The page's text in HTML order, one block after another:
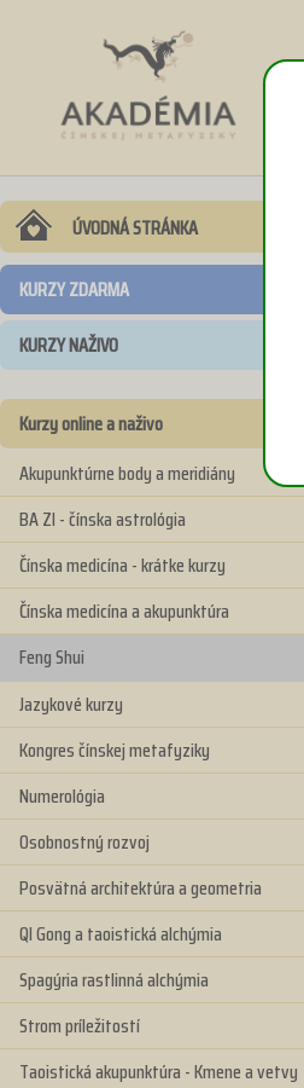
ÚVODNÁ STRÁNKA
KURZY ZDARMA
KURZY NAŽIVO
Kurzy online a naživo
Akupunktúrne body a meridiány
BA ZI - čínska astrológia
Čínska medicína - krátke kurzy
Čínska medicína a akupunktúra
Feng Shui
Jazykové kurzy
Kongres čínskej metafyziky
Numerológia
Osobnostný rozvoj
Posvätná architektúra a geometria
QI Gong a taoistická alchýmia
Spagýria rastlinná alchýmia
Strom príležitostí
Taoistická akupunktúra - Kmene a vetvy